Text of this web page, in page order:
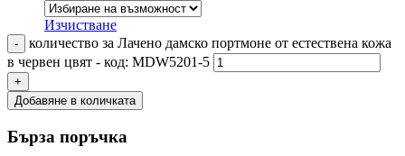
Изчистване
количество за Лачено дамско портмоне от естествена кожа
в червен цвят - код: MDW5201-5
Добавяне в количката
Бърза поръчка